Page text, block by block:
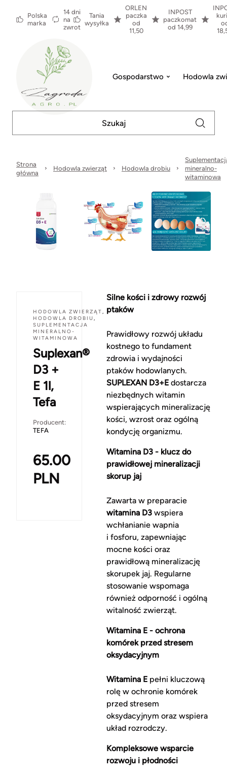
Polska
marka
14 dni
na
zwrot
Tania
wysyłka
ORLEN
paczka
od
11,50
INPOST
paczkomat
od 14,99
Gospodarstwo Hodowla
Strona
główna
Hodowla zwierząt Hodowla drobiu
mineralno-
witaminowa
HODOWLA ZWIERZĄT,
HODOWLA DROBIU,
SUPLEMENTACJA
MINERALNO-
WITAMINOWA
Suplexan®
D3 +
E 1l,
Tefa
Producent:
TEFA
65.00
PLN
Silne kości i zdrowy rozwój
ptaków
Prawidłowy rozwój układu
kostnego to fundament
zdrowia i wydajności
ptaków hodowlanych.
SUPLEXAN D3+Edostarcza
niezbędnych witamin
wspierających mineralizację
kości, wzrost oraz ogólną
kondycję organizmu.
Witamina D3 - klucz do
prawidłowej mineralizacji
skorup jaj
Zawarta w preparacie
witamina D3wspiera
wchłanianie wapnia
i fosforu, zapewniając
mocne kości oraz
prawidłową mineralizację
skorupek jaj. Regularne
stosowanie wspomaga
również odporność i ogólną
witalność zwierząt.
Witamina E - ochrona
komórek przed stresem
oksydacyjnym
Witamina Epełni kluczową
rolę w ochronie komórek
przed stresem
oksydacyjnym oraz wspiera
układ rozrodczy.
Kompleksowe wsparcie
rozwoju i płodności